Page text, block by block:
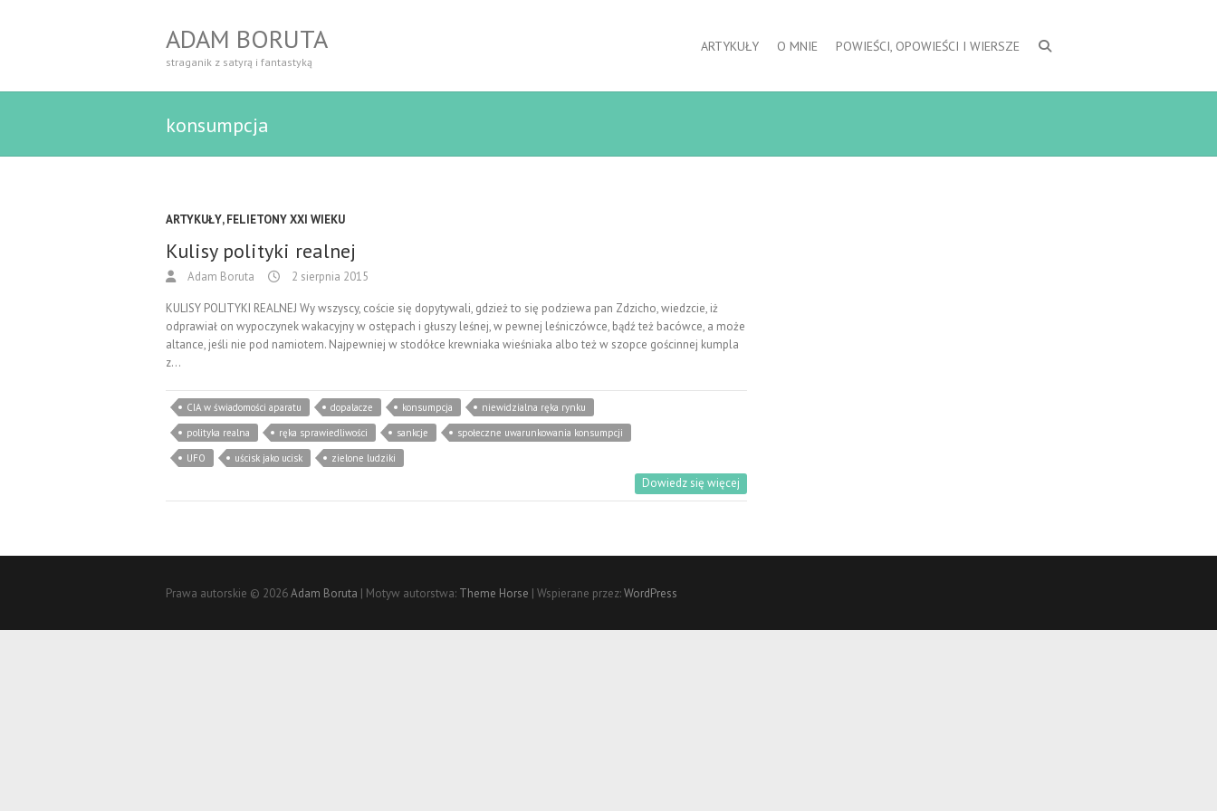
ADAM BORUTA
straganik z satyrą i fantastyką
ARTYKUŁY O MNIE POWIEŚCI, OPOWIEŚCI I WIERSZE
konsumpcja
ARTYKUŁY,FELIETONY XXI WIEKU
Kulisy polityki realnej
Adam Boruta 2 sierpnia 2015
KULISY POLITYKI REALNEJ Wy wszyscy, coście się dopytywali, gdzież to się podziewa pan Zdzicho, wiedzcie, iż
odprawiał on wypoczynek wakacyjny w ostępach i głuszy leśnej, w pewnej leśniczówce, bądź też bacówce, a może
altance, jeśli nie pod namiotem. Najpewniej w stodółce krewniaka wieśniaka albo też w szopce gościnnej kumpla
z…
CIA w świadomości aparatu dopalacze konsumpcja
niewidzialna ręka rynku
polityka realna
ręka sprawiedliwości sankcje
społeczne uwarunkowania konsumpcji
UFO
uścisk jako ucisk zielone ludziki
Dowiedz się więcej
Prawa autorskie © 2026Adam Boruta | Motyw autorstwa: Theme Horse | Wspierane przez:WordPress